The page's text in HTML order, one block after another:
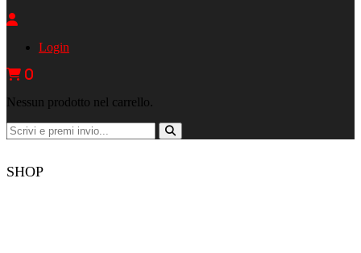
Login
0
Nessun prodotto nel carrello.
SHOP